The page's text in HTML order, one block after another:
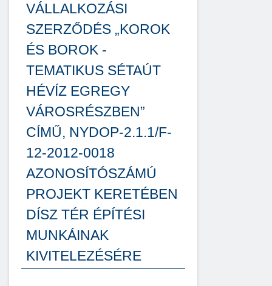
VÁLLALKOZÁSI
SZERZŐDÉS „KOROK
ÉS BOROK -
TEMATIKUS SÉTAÚT
HÉVÍZ EGREGY
VÁROSRÉSZBEN”
CÍMŰ, NYDOP-2.1.1/F-
12-2012-0018
AZONOSÍTÓSZÁMÚ
PROJEKT KERETÉBEN
DÍSZ TÉR ÉPÍTÉSI
MUNKÁINAK
KIVITELEZÉSÉRE